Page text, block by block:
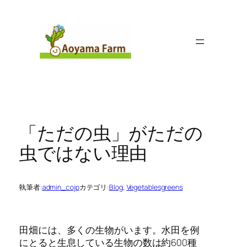
「ただの虫」がただの
虫ではない理由
執筆者:admin_cojpカテゴリ:Blog, Vegetablesgreens
田畑には、多くの生物がいます。水田を例
にとると生息している生物の数は約600種